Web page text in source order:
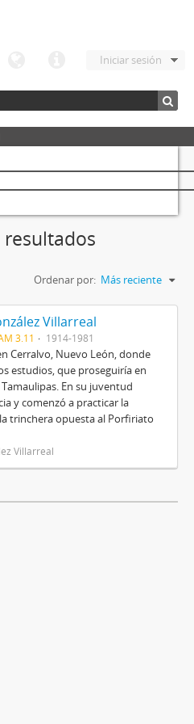
Iniciar sesión
Ordenar por: Más reciente
Villarreal
3.11 1914-1981
Cerralvo, Nuevo León, donde
estudios, que proseguiría en
En su juventud
y comenzó a practicar la
trinchera opuesta al Porfiriato
Villarreal